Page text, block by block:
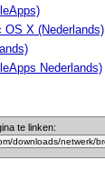
OS X (Nederlands)
Nederlands)
te linken: